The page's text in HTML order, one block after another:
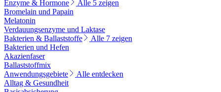
Enzyme & Hormone
Alle 5 zeigen
Bromelain und Papain
Melatonin
Verdauungsenzyme und Laktase
Bakterien & Ballaststoffe
Alle 7 zeigen
Bakterien und Hefen
Akazienfaser
Ballaststoffmix
Anwendungsgebiete
Alle entdecken
Alltag & Gesundheit